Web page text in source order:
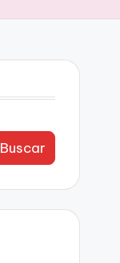
Buscar